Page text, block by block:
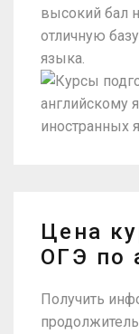
высокий бал
отличную
языка.
Цена
ОГЭ по
Получить